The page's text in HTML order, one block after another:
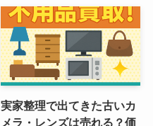
実家整理で出てきた古いカ
メラ・レンズは売れる？価